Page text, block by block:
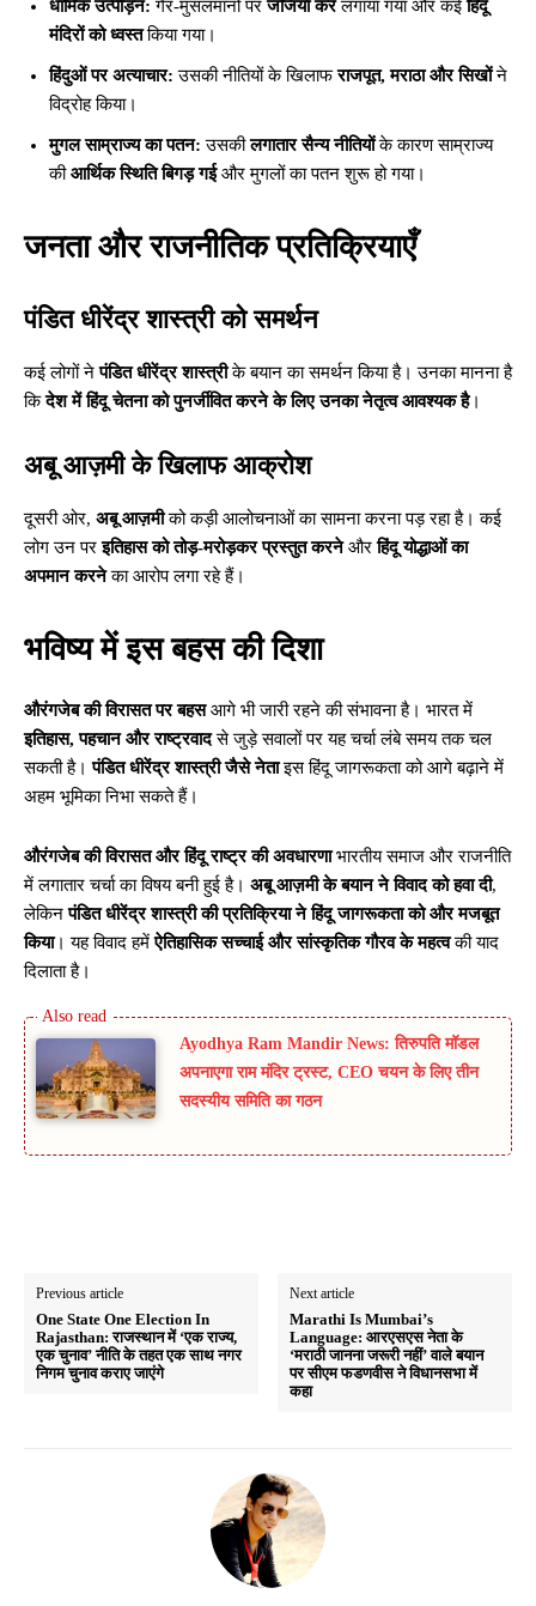
धार्मिक उत्पीड़न: गैर-मुसलमानों परजजिया करलगाया गया और कईहिंदू
मंदिरों को ध्वस्तकिया गया।
हिंदुओं पर अत्याचार: उसकी नीतियों के खिलाफराजपूत, मराठा और सिखोंने
विद्रोह किया।
मुगल साम्राज्य का पतन: उसकीलगातार सैन्य नीतियोंके कारण साम्राज्य
कीआर्थिक स्थिति बिगड़ गईऔर मुगलों का पतन शुरू हो गया।
जनता और राजनीतिक प्रतिक्रियाएँ
पंडित धीरेंद्र शास्त्री को समर्थन
कई लोगों नेपंडित धीरेंद्र शास्त्रीके बयान का समर्थन किया है। उनका मानना है
किदेश में हिंदू चेतना को पुनर्जीवित करने के लिए उनका नेतृत्व आवश्यक है।
अबू आज़मी के खिलाफ आक्रोश
दूसरी ओर, अबू आज़मीको कड़ी आलोचनाओं का सामना करना पड़ रहा है। कई
लोग उन परइतिहास को तोड़-मरोड़कर प्रस्तुत करनेऔरहिंदू योद्धाओं का
अपमान करनेका आरोप लगा रहे हैं।
भविष्य में इस बहस की दिशा
औरंगजेब की विरासत पर बहसआगे भी जारी रहने की संभावना है। भारत में
इतिहास, पहचान और राष्ट्रवादसे जुड़े सवालों पर यह चर्चा लंबे समय तक चल
सकती है।पंडित धीरेंद्र शास्त्री जैसे नेताइस हिंदू जागरूकता को आगे बढ़ाने में
अहम भूमिका निभा सकते हैं।
औरंगजेब की विरासत और हिंदू राष्ट्र की अवधारणाभारतीय समाज और राजनीति
में लगातार चर्चा का विषय बनी हुई है। अबू आज़मी के बयान ने विवाद को हवा दी,
लेकिनपंडित धीरेंद्र शास्त्री की प्रतिक्रिया ने हिंदू जागरूकता को और मजबूत
किया। यह विवाद हमेंऐतिहासिक सच्चाई और सांस्कृतिक गौरव के महत्वकी याद
दिलाता है।
Ayodhya Ram Mandir News: तिरुपति मॉडल
अपनाएगा राम मंदिर ट्रस्ट, CEO चयन के लिए तीन
सदस्यीय समिति का गठन
Previous article
One State One Election In
Rajasthan: राजस्थान में ‘एक राज्य,
एक चुनाव’ नीति के तहत एक साथ नगर
निगम चुनाव कराए जाएंगे
Next article
Marathi Is Mumbai’s
Language: आरएसएस नेता के
‘मराठी जानना जरूरी नहीं’ वाले बयान
पर सीएम फडणवीस ने विधानसभा में
कहा